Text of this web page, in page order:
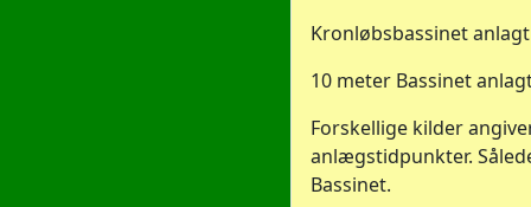
Kronløbsbassinet anlagt
10 meter Bassinet
Forskellige kilder
anlægstidpunkter.
Bassinet.